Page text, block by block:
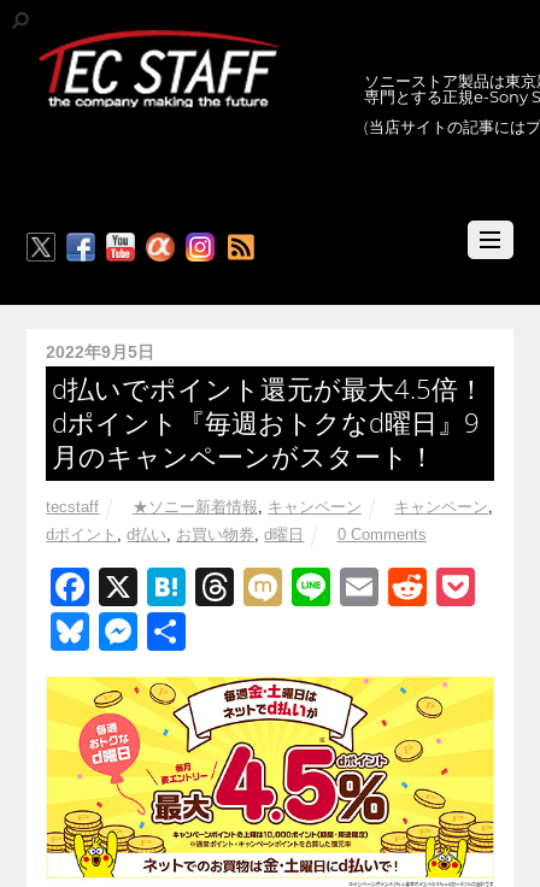
ソニーストア製品は東
専門とする正規e-Sony
(当店サイトの記事には
2022年9月5日
d払いでポイント還元が最大4.5倍！
dポイント『毎週おトクなd曜日』9
月のキャンペーンがスタート！
tecstaff ★ソニー新着情報, キャンペーン キャンペーン,
dポイント ,d払い, お買い物券,d曜日 0 Comments
F
a
c
e
b
o
o
k
X
H
e
n
a
T
e
a
d
s
M
Li
e
E
ail
R
d
di
t
ck
et
Bl
u
e
sk
y
M
e
ss
e
n
g
er
有